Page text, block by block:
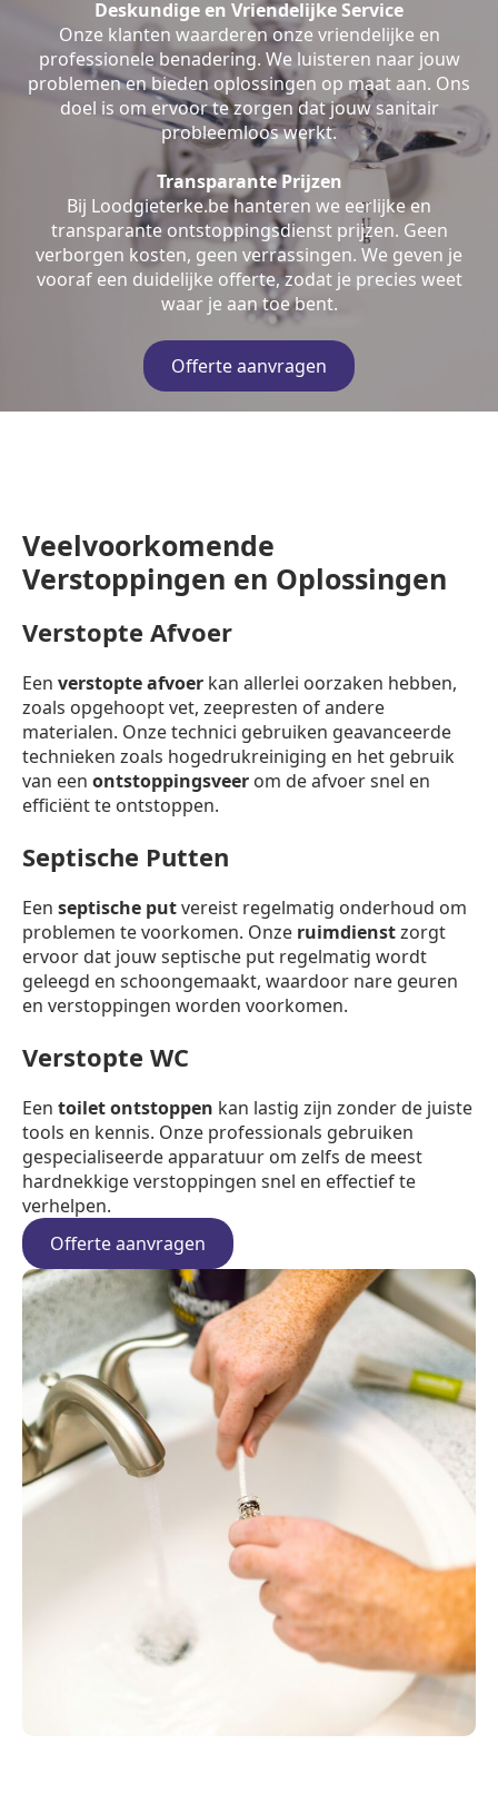
Deskundige en Vriendelijke Service
Onze klanten waarderen onze vriendelijke en
professionele benadering. We luisteren naar jouw
problemen en bieden oplossingen op maat aan. Ons
doel is om ervoor te zorgen dat jouw sanitair
probleemloos werkt.
Transparante Prijzen
Bij Loodgieterke.be hanteren we eerlijke en
transparante ontstoppingsdienst prijzen. Geen
verborgen kosten, geen verrassingen. We geven je
vooraf een duidelijke offerte, zodat je precies weet
waar je aan toe bent.
Offerte aanvragen
Veelvoorkomende
Verstoppingen en Oplossingen
Verstopte Afvoer
Een verstopte afvoer kan allerlei oorzaken hebben,
zoals opgehoopt vet, zeepresten of andere
materialen. Onze technici gebruiken geavanceerde
technieken zoals hogedrukreiniging en het gebruik
van een ontstoppingsveer om de afvoer snel en
efficiënt te ontstoppen.
Septische Putten
Een septische putvereist regelmatig onderhoud om
problemen te voorkomen. Onze ruimdienstzorgt
ervoor dat jouw septische put regelmatig wordt
geleegd en schoongemaakt, waardoor nare geuren
en verstoppingen worden voorkomen.
Verstopte WC
Een toilet ontstoppen kan lastig zijn zonder de juiste
tools en kennis. Onze professionals gebruiken
gespecialiseerde apparatuur om zelfs de meest
hardnekkige verstoppingen snel en effectief te
verhelpen.
Offerte aanvragen